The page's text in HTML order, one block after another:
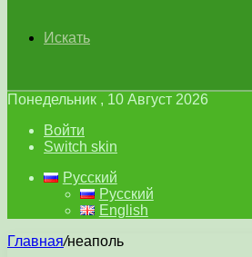
Искать
Понедельник , 10 Август 2026
Войти
Switch skin
Русский
Русский
English
Главная/неаполь